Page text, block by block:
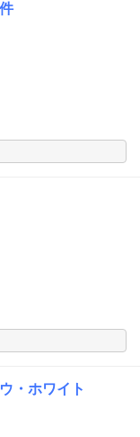
・ホワイト